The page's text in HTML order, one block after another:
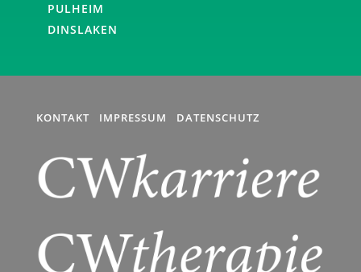
PULHEIM
DINSLAKEN
KONTAKT IMPRESSUM DATENSCHUTZ